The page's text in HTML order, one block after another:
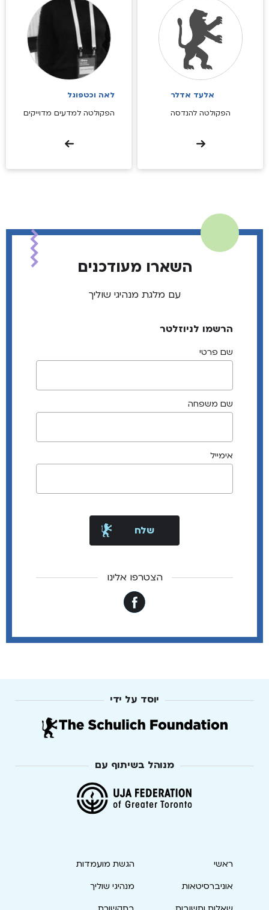
אלעד אדלר
הפקולטה להנדסה
לאה וכטפוגל
הפקולטה למדעים מדוייקים
השארו מעודכנים
עם מלגת מנהיגי שוליך
הרשמו לניוזלטר
שם פרטי
שם משפחה
אימייל
הצטרפו אלינו
יוסד על ידי
מנוהל בשיתוף עם
ראשי
הגשת מועמדות
אוניברסיטאות
מנהיגי שוליך